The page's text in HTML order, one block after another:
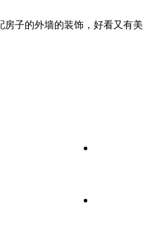
子的外墙的装饰，好看又有美